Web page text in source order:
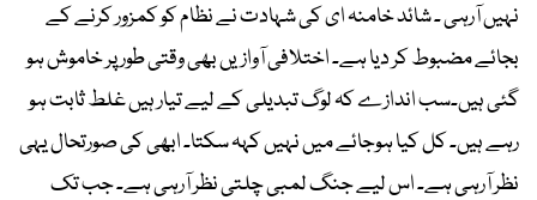
نہیں آرہی ۔ شائد خامنہ ای کی شہادت نے نظام کو کمزور کرنے کے
بجائے مضبوط کر دیا ہے۔ اختلافی آوازیں بھی وقتی طور پر خاموش ہو
گئی ہیں۔سب اندازے کہ لوگ تبدیلی کے لیے تیار ہیں غلط ثابت ہو
رہے ہیں۔ کل کیا ہوجائے میں نہیں کہہ سکتا۔ ابھی کی صورتحال یہی
نظر آرہی ہے۔ اس لیے جنگ لمبی چلتی نظر آرہی ہے۔ جب تک